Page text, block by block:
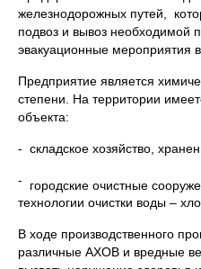
железнодорожных путей,
подвоз и вывоз необходимой
эвакуационные мероприятия
Предприятие является
степени. На территории
объекта:
- складское хозяйство,
- городские очистные
технологии очистки воды –
В ходе производственного
различные АХОВ и вредные